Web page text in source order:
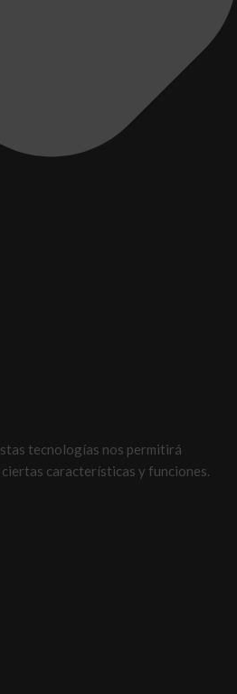
tecnologías nos permitirá
características y funciones.